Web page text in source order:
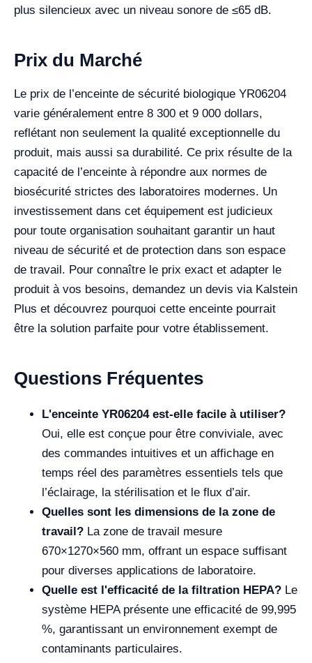
plus silencieux avec un niveau sonore de ≤65 dB.
Prix du Marché
Le prix de l’enceinte de sécurité biologique YR06204
varie généralement entre 8 300 et 9 000 dollars,
reflétant non seulement la qualité exceptionnelle du
produit, mais aussi sa durabilité. Ce prix résulte de la
capacité de l’enceinte à répondre aux normes de
biosécurité strictes des laboratoires modernes. Un
investissement dans cet équipement est judicieux
pour toute organisation souhaitant garantir un haut
niveau de sécurité et de protection dans son espace
de travail. Pour connaître le prix exact et adapter le
produit à vos besoins, demandez un devis via Kalstein
Plus et découvrez pourquoi cette enceinte pourrait
être la solution parfaite pour votre établissement.
Questions Fréquentes
L'enceinte YR06204 est-elle facile à utiliser?
Oui, elle est conçue pour être conviviale, avec
des commandes intuitives et un affichage en
temps réel des paramètres essentiels tels que
l’éclairage, la stérilisation et le flux d’air.
Quelles sont les dimensions de la zone de
travail? La zone de travail mesure
670×1270×560 mm, offrant un espace suffisant
pour diverses applications de laboratoire.
Quelle est l'efficacité de la filtration HEPA? Le
système HEPA présente une efficacité de 99,995
%, garantissant un environnement exempt de
contaminants particulaires.